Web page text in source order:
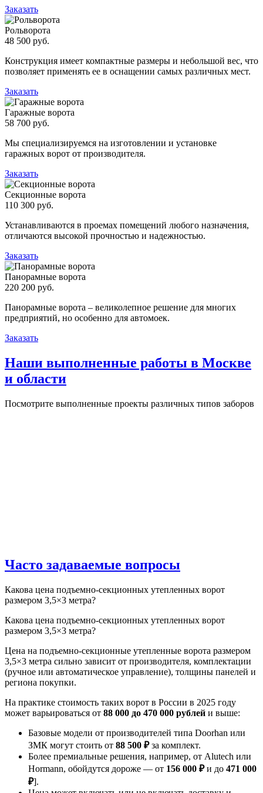
Заказать
Рольворота
48 500 руб.
Конструкция имеет компактные размеры и небольшой вес, что
позволяет применять ее в оснащении самых различных мест.
Заказать
Гаражные ворота
58 700 руб.
Мы специализируемся на изготовлении и установке
гаражных ворот от производителя.
Заказать
Секционные ворота
110 300 руб.
Устанавливаются в проемах помещений любого назначения,
отличаются высокой прочностью и надежностью.
Заказать
Панорамные ворота
220 200 руб.
Панорамные ворота – великолепное решение для многих
предприятий, но особенно для автомоек.
Заказать
Наши выполненные работы в Москве
и области
Посмотрите выполненные проекты различных типов заборов
Часто задаваемые вопросы
Какова цена подъемно-секционных утепленных ворот
размером 3,5×3 метра?
Какова цена подъемно-секционных утепленных ворот
размером 3,5×3 метра?
Цена на подъемно-секционные утепленные ворота размером
3,5×3 метра сильно зависит от производителя, комплектации
(ручное или автоматическое управление), толщины панелей и
региона покупки.
На практике стоимость таких ворот в России в 2025 году
может варьироваться от 88 000 до 470 000 рублей и выше:
Базовые модели от производителей типа Doorhan или
ЗМК могут стоить от 88 500 ₽за комплект.
Более премиальные решения, например, от Alutech или
Hormann, обойдутся дороже — от 156 000 ₽и до 471 000
₽].